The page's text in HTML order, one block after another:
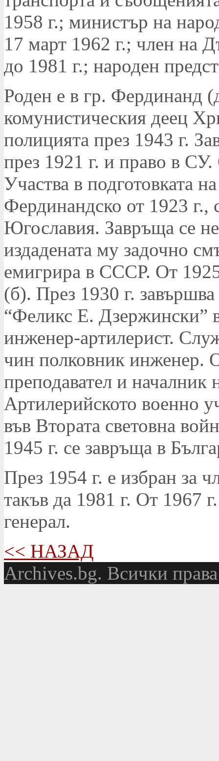
1958 г.; министър на
17 март 1962 г.; член на
до 1981 г.; народен
Роден е в гр. Фердинанд
комунистическия деец
полицията през 1943 г.
през 1921 г. и право в
Участва в подготовката
Фердинандско от 1923 г.,
Югославия. Завръща се
издадената му задочно
емигрира в СССР. От
(б). През 1930 г.
“Феликс Е. Дзержински”
инженер-артилерист.
чин полковник инженер.
преподавател и началник
Артилерийското военно
във Втората световна
1945 г. се завръща в
През 1954 г. е избран за
такъв да 1981 г. От 1967
генерал.
<< НАЗАД
Аrchives.bg. Всички права